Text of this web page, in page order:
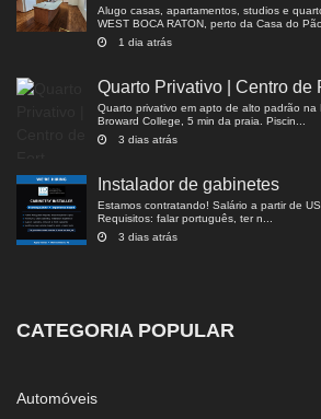
Alugo casas, apartamentos, studios e
WEST BOCA RATON, perto da Casa do
1 dia atrás
Quarto Privativo | Centro de
Quarto privativo em apto de alto padrão na
Broward College, 5 min da praia. Piscin...
3 dias atrás
Instalador de gabinetes
Estamos contratando! Salário a partir de
Requisitos: falar português, ter n...
3 dias atrás
CATEGORIA POPULAR
Automóveis